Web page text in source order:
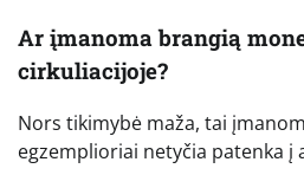
Ar įmanoma brangią
cirkuliacijoje?
Nors tikimybė maža, tai
egzemplioriai netyčia patenka į